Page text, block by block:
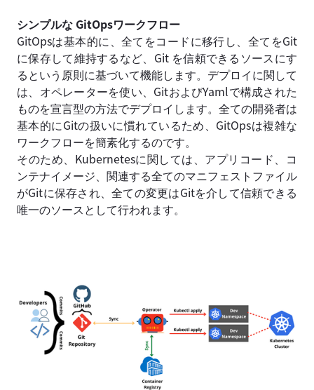
シンプルな GitOpsワークフロー
GitOpsは基本的に、全てをコードに移行し、全てをGit
に保存して維持するなど、Git を信頼できるソースにす
るという原則に基づいて機能します。デプロイに関して
は、オペレーターを使い、GitおよびYamlで構成された
ものを宣言型の方法でデプロイします。全ての開発者は
基本的にGitの扱いに慣れているため、GitOpsは複雑な
ワークフローを簡素化するのです。
そのため、Kubernetesに関しては、アプリコード、コ
ンテナイメージ、関連する全てのマニフェストファイル
がGitに保存され、全ての変更はGitを介して信頼できる
唯一のソースとして行われます。